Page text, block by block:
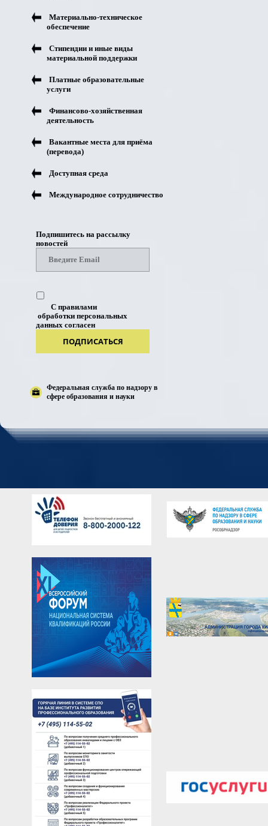
Материально-техническое
обеспечение
Стипендии и иные виды
материальной поддержки
Платные образовательные
услуги
Финансово-хозяйственная
деятельность
Вакантные места для приёма
(перевода)
Доступная среда
Международное сотрудничество
Подпишитесь на рассылку
новостей
С правилами
обработки персональных
данных согласен
ПОДПИСАТЬСЯ
Федеральная служба по надзору в
сфере образования и науки